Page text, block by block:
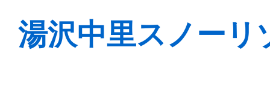
湯沢中里スノーリ